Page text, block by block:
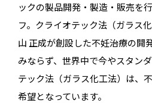
ックの製品開発・製造・販売を
フ。クライオテック法（ガラス
山 正成が創設した不妊治療の開
みならず、世界中で今やスタン
テック法（ガラス化工法）は、
希望となっています。